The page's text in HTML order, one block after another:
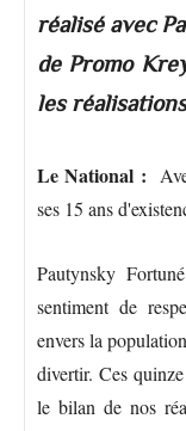
réalisé avec
de Promo
les
Le National :
ses 15 ans
Pautynsky
sentiment de
envers la
divertir. Ces
le bilan de nos